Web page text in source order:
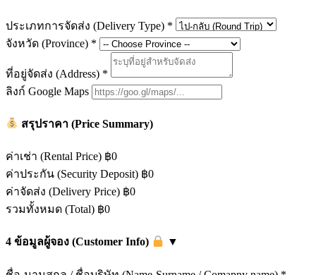
ประเภทการจัดส่ง (Delivery Type) *
จังหวัด (Province) *
ที่อยู่จัดส่ง (Address) *
ลิงก์ Google Maps
สรุปราคา (Price Summary)
ค่าเช่า (Rental Price) ฿0
ค่าประกัน (Security Deposit) ฿0
ค่าจัดส่ง (Delivery Price) ฿0
รวมทั้งหมด (Total) ฿0
4 ข้อมูลผู้จอง (Customer Info) ▼